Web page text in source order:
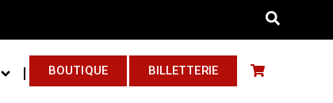
BOUTIQUE BILLETTERIE